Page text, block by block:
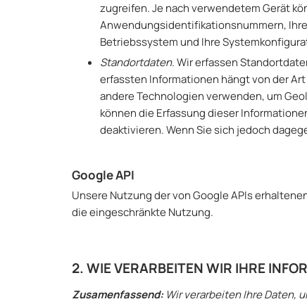
zugreifen. Je nach verwendetem Gerät
Anwendungsidentifikationsnummern,
Betriebssystem und Ihre
Standortdaten. Wir erfassen
erfassten Informationen hängt von der
andere Technologien verwenden, um
können die Erfassung dieser
deaktivieren. Wenn Sie sich jedoch
Google API
Unsere Nutzung der von Google APIs
die eingeschränkte Nutzung.
2. WIE VERARBEITEN WIR IHRE
Zusamenfassend:Wir verarbeiten Ihre Daten,